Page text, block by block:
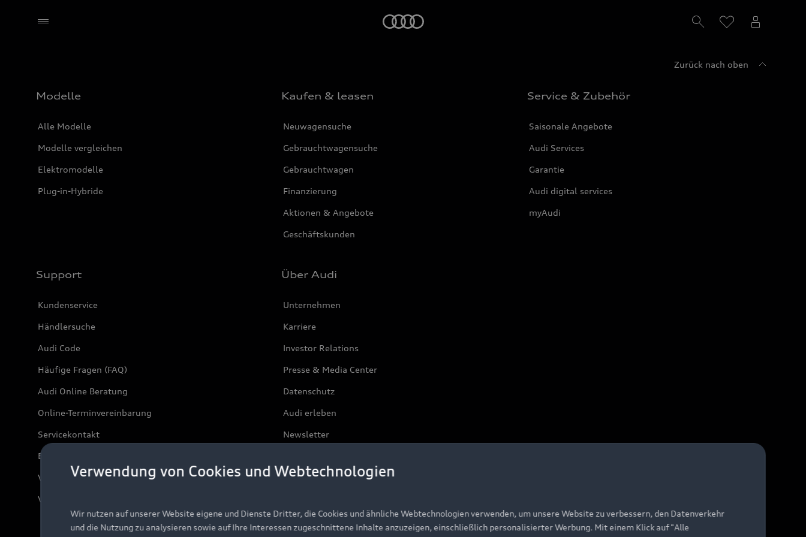
Zurück nach oben
Modelle
Alle Modelle
Modelle vergleichen
Elektromodelle
Plug-in-Hybride
Kaufen & leasen
Neuwagensuche
Gebrauchtwagensuche
Gebrauchtwagen
Finanzierung
Aktionen & Angebote
Geschäftskunden
Service & Zubehör
Saisonale Angebote
Audi Services
Garantie
Audi digital services
myAudi
Support
Kundenservice
Händlersuche
Audi Code
Häufige Fragen (FAQ)
Audi Online Beratung
Online-Terminvereinbarung
Servicekontakt
Bordbuch & Bedienungsanleitungen
Verträge kündigen
Vertrag widerrufen
Über Audi
Unternehmen
Karriere
Investor Relations
Presse & Media Center
Datenschutz
Audi erleben
Newsletter
Verwendung von Cookies und Webtechnologien
Wir nutzen auf unserer Website eigene und Dienste Dritter, die Cookies und ähnliche Webtechnologien verwenden, um unsere Website zu verbessern, den Datenverkehr
und die Nutzung zu analysieren sowie auf Ihre Interessen zugeschnittene Inhalte anzuzeigen, einschließlich personalisierter Werbung. Mit einem Klick auf "Alle